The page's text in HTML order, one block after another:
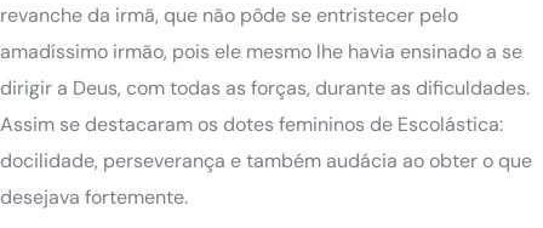
revanche da irmã, que não pôde se entristecer pelo
amadíssimo irmão, pois ele mesmo lhe havia ensinado a se
dirigir a Deus, com todas as forças, durante as dificuldades.
Assim se destacaram os dotes femininos de Escolástica:
docilidade, perseverança e também audácia ao obter o que
desejava fortemente.